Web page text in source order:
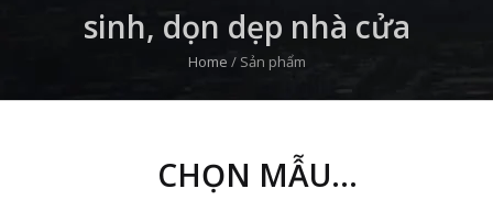
sinh, dọn dẹp nhà cửa
Home / Sản phẩm
CHỌN MẪU...